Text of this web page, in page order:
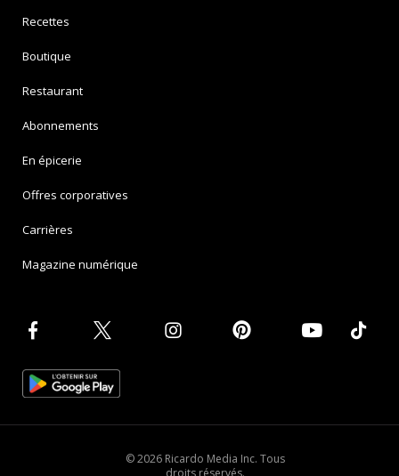
Recettes
Boutique
Restaurant
Abonnements
En épicerie
Offres corporatives
Carrières
Magazine numérique
© 2026 Ricardo Media Inc. Tous
droits réservés.